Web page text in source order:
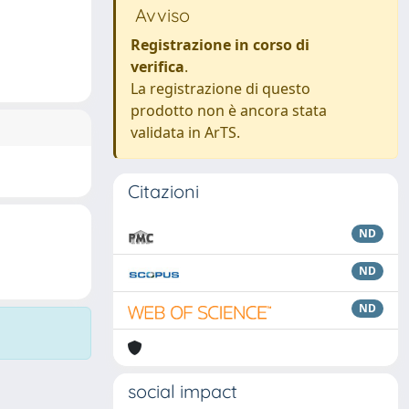
Avviso
Registrazione in corso di
verifica.
La registrazione di questo
prodotto non è ancora stata
validata in ArTS.
Citazioni
ND
ND
ND
social impact